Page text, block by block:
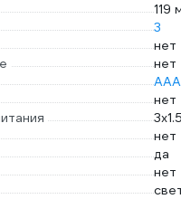
119
3
нет
нет
нет
нет
да
нет